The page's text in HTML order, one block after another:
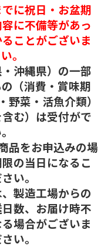
に祝日・お盆期
に不備等があっ
ことがございま
。
沖縄県）の一部
（消費・賞味期
菜・活魚介類）
む）は受付がで
品をお申込みの場
の当日になるこ
い。
製造工場からの
数、お届け時不
場合がございま
い。